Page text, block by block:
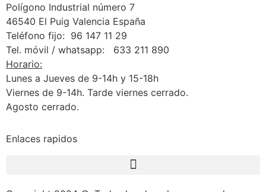
Polígono Industrial número 7
46540 El Puig Valencia España
Teléfono fijo: 96 147 11 29
Tel. móvil / whatsapp: 633 211 890
Horario:
Lunes a Jueves de 9-14h y 15-18h
Viernes de 9-14h. Tarde viernes cerrado.
Agosto cerrado.
Enlaces rapidos